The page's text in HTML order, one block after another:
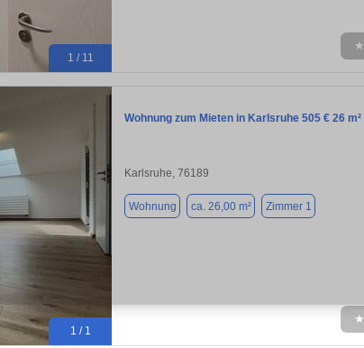
1 / 11
★
1 / 1
Wohnung zum Mieten in Karlsruhe 505 € 26 m²
Karlsruhe, 76189
Wohnung ca. 26,00 m² Zimmer 1
★